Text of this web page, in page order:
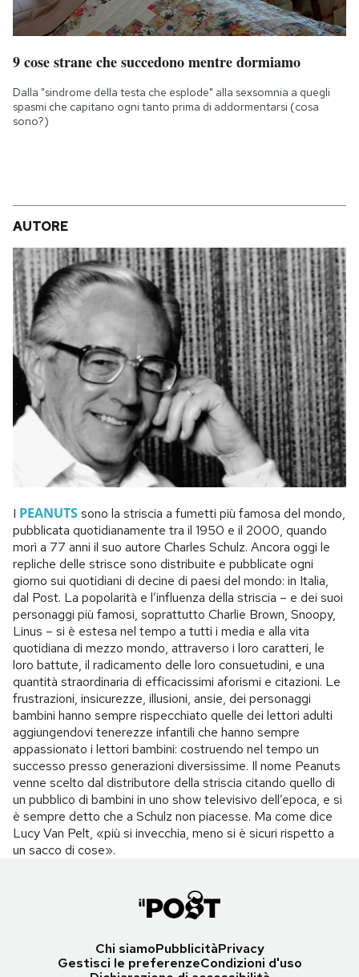
9 cose strane che succedono mentre dormiamo
Dalla "sindrome della testa che esplode" alla sexsomnia a quegli
spasmi che capitano ogni tanto prima di addormentarsi (cosa
sono?)
AUTORE
I PEANUTSsono la striscia a fumetti più famosa del mondo,
pubblicata quotidianamente tra il 1950 e il 2000, quando
morì a 77 anni il suo autore Charles Schulz. Ancora oggi le
repliche delle strisce sono distribuite e pubblicate ogni
giorno sui quotidiani di decine di paesi del mondo: in Italia,
dal Post. La popolarità e l’influenza della striscia – e dei suoi
personaggi più famosi, soprattutto Charlie Brown, Snoopy,
Linus – si è estesa nel tempo a tutti i media e alla vita
quotidiana di mezzo mondo, attraverso i loro caratteri, le
loro battute, il radicamento delle loro consuetudini, e una
quantità straordinaria di efficacissimi aforismi e citazioni. Le
frustrazioni, insicurezze, illusioni, ansie, dei personaggi
bambini hanno sempre rispecchiato quelle dei lettori adulti
aggiungendovi tenerezze infantili che hanno sempre
appassionato i lettori bambini: costruendo nel tempo un
successo presso generazioni diversissime. Il nome Peanuts
venne scelto dal distributore della striscia citando quello di
un pubblico di bambini in uno show televisivo dell’epoca, e si
è sempre detto che a Schulz non piacesse. Ma come dice
Lucy Van Pelt, «più si invecchia, meno si è sicuri rispetto a
un sacco di cose».
Chi siamoPubblicitàPrivacy
Gestisci le preferenzeCondizioni d'uso